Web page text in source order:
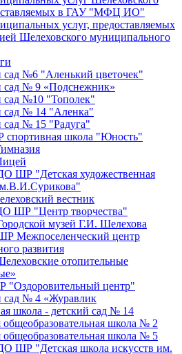
в ГАУ "МФЦ ИО"
услуг, предоставляемых
Шелеховского муниципального
сад №6 "Аленький цветочек"
сад № 9 «Подснежник»
сад №10 "Тополек"
сад № 14 "Аленка"
сад № 15 "Радуга"
школа "Юность"
ШР "Детская художественная
вестник
ШР "Центр творчества"
музей Г.И. Шелехова
Межпоселенческий центр
развития
отопительные
центр"
сад № 4 «Журавлик
школа - детский сад № 14
общеобразовательная школа № 2
общеобразовательная школа № 5
ШР "Детская школа искусств им.